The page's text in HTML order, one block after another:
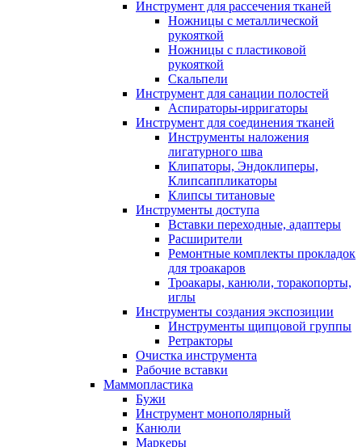
Инструмент для рассечения тканей
Ножницы с металлической
рукояткой
Ножницы с пластиковой
рукояткой
Скальпели
Инструмент для санации полостей
Аспираторы-ирригаторы
Инструмент для соединения тканей
Инструменты наложения
лигатурного шва
Клипаторы, Эндоклиперы,
Клипсаппликаторы
Клипсы титановые
Инструменты доступа
Вставки переходные, адаптеры
Расширители
Ремонтные комплекты прокладок
для троакаров
Троакары, канюли, торакопорты,
иглы
Инструменты создания экспозиции
Инструменты щипцовой группы
Ретракторы
Очистка инструмента
Рабочие вставки
Маммопластика
Бужи
Инструмент монополярный
Канюли
Маркеры